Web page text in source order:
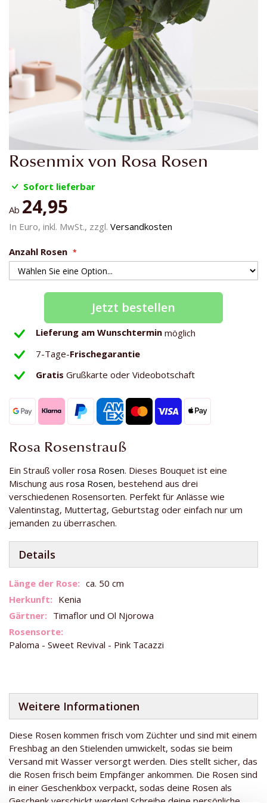
Rosenmix von Rosa Rosen
Sofort lieferbar
Ab 24,95
In Euro, inkl. MwSt., zzgl. Versandkosten
Anzahl Rosen
Jetzt bestellen
Lieferung am Wunschtermin möglich
7-Tage-Frischegarantie
Gratis Grußkarte oder Videobotschaft
Rosa Rosenstrauß
Ein Strauß voller rosa Rosen. Dieses Bouquet ist eine
Mischung aus rosa Rosen, bestehend aus drei
verschiedenen Rosensorten. Perfekt für Anlässe wie
Valentinstag, Muttertag, Geburtstag oder einfach nur um
jemanden zu überraschen.
Details
Weitere
Informationen
ca. 50 cm
Kenia
Timaflor und Ol Njorowa
Paloma - Sweet Revival - Pink Tacazzi
Weitere Informationen
Diese Rosen kommen frisch vom Züchter und sind mit einem
Freshbag an den Stielenden umwickelt, sodas sie beim
Versand mit Wasser versorgt werden. Dies stellt sicher, das
die Rosen frisch beim Empfänger ankommen. Die Rosen sind
in einer Geschenkbox verpackt, sodas deine Rosen als
Geschenk verschickt werden! Schreibe deine persönliche
Zum
Anfang
der
springen